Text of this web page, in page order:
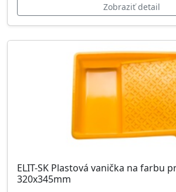
Zobraziť detail
ELIT-SK Plastová vanička na farbu
320x345mm